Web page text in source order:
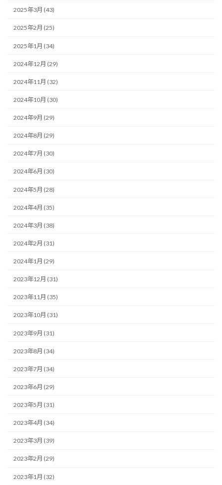
2025年3月 (43)
2025年2月 (25)
2025年1月 (34)
2024年12月 (29)
2024年11月 (32)
2024年10月 (30)
2024年9月 (29)
2024年8月 (29)
2024年7月 (30)
2024年6月 (30)
2024年5月 (28)
2024年4月 (35)
2024年3月 (38)
2024年2月 (31)
2024年1月 (29)
2023年12月 (31)
2023年11月 (35)
2023年10月 (31)
2023年9月 (31)
2023年8月 (34)
2023年7月 (34)
2023年6月 (29)
2023年5月 (31)
2023年4月 (34)
2023年3月 (39)
2023年2月 (29)
2023年1月 (32)